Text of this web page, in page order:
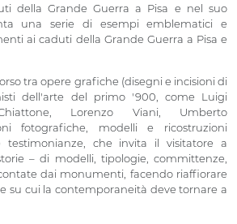
della Grande Guerra a Pisa e nel suo
una serie di esempi emblematici e
ai caduti della Grande Guerra a Pisa e
tra opere grafiche (disegni e incisioni di
dell'arte del primo '900, come Luigi
Lorenzo Viani, Umberto
fotografiche, modelli e ricostruzioni
testimonianze, che invita il visitatore a
– di modelli, tipologie, committenze,
dai monumenti, facendo riaffiorare
su cui la contemporaneità deve tornare a